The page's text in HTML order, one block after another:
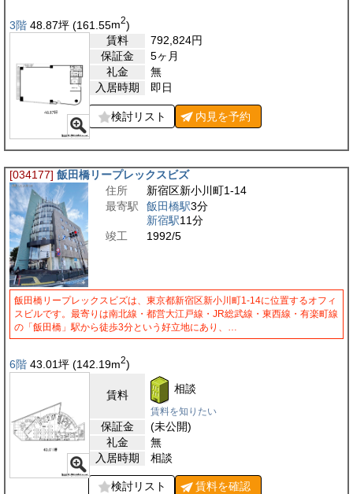
3階 48.87坪 (161.55m2)
賃料
792,824円
保証金
5ヶ月
礼金
無
入居時期
即日
検討リスト 内見を予約
[034177] 飯田橋リープレックスビズ
住所
新宿区新小川町1-14
最寄駅
飯田橋駅3分
新宿駅11分
竣工
1992/5
飯田橋リープレックスビズは、東京都新宿区新小川町1-14に位置するオフィ
スビルです。最寄りは南北線・都営大江戸線・JR総武線・東西線・有楽町線
の「飯田橋」駅から徒歩3分という好立地にあり、…
6階 43.01坪 (142.19m2)
賃料 相談
賃料を知りたい
保証金
(未公開)
礼金
無
入居時期
相談
検討リスト 賃料を確認